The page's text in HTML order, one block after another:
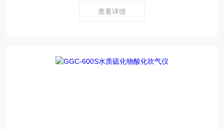
查看详情